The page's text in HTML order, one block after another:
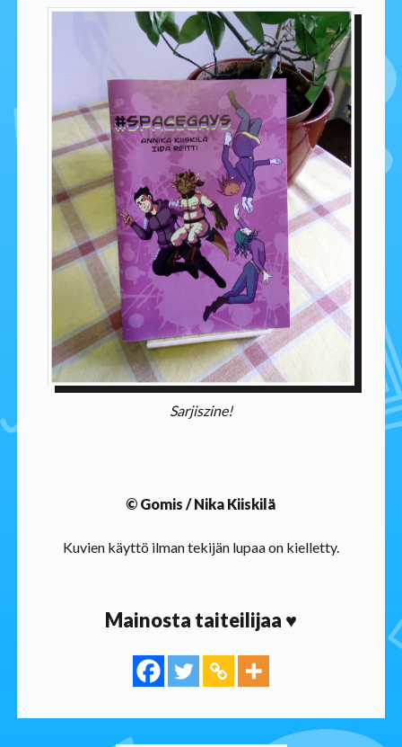
Sarjiszine!
© Gomis / Nika Kiiskilä
Kuvien käyttö ilman tekijän lupaa on kielletty.
Mainosta taiteilijaa ♥